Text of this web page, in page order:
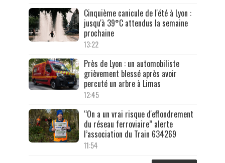
Cinquième canicule de l'été à Lyon :
jusqu'à 39°C attendus la semaine
prochaine
13:22
Près de Lyon : un automobiliste
grièvement blessé après avoir
percuté un arbre à Limas
12:45
“On a un vrai risque d'effondrement
du réseau ferroviaire” alerte
l’association du Train 634269
11:54